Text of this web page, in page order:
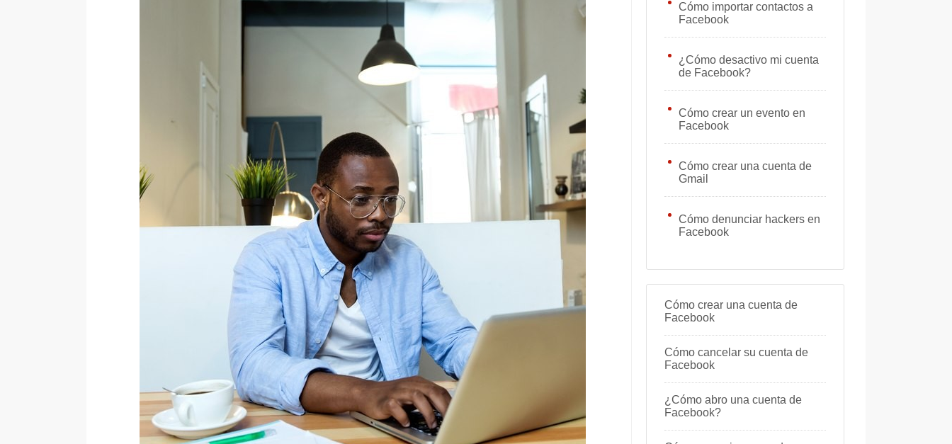
Cómo importar contactos a
Facebook
¿Cómo desactivo mi cuenta
de Facebook?
Cómo crear un evento en
Facebook
Cómo crear una cuenta de
Gmail
Cómo denunciar hackers en
Facebook
Cómo crear una cuenta de
Facebook
Cómo cancelar su cuenta de
Facebook
¿Cómo abro una cuenta de
Facebook?